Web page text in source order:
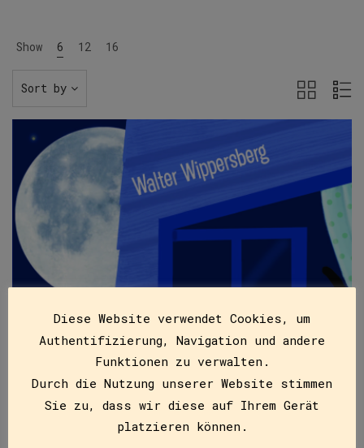
Show 6 12 16
Sort by
Diese Website verwendet Cookies, um
Authentifizierung, Navigation und andere
Funktionen zu verwalten.
Durch die Nutzung unserer Website stimmen
Sie zu, dass wir diese auf Ihrem Gerät
platzieren können.